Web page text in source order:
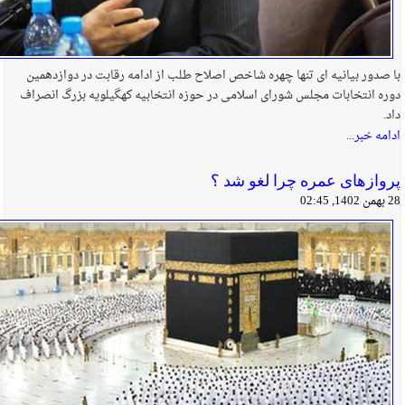
با صدور بیانیه ای تنها چهره شاخص اصلاح طلب از ادامه رقابت در دوازدهمین
دوره انتخابات مجلس شورای اسلامی در حوزه انتخابیه کهگیلویه بزرگ انصراف
داد.
ادامه خبر...
پرواز‌های عمره چرا لغو شد ؟
28 بهمن 1402, 02:45